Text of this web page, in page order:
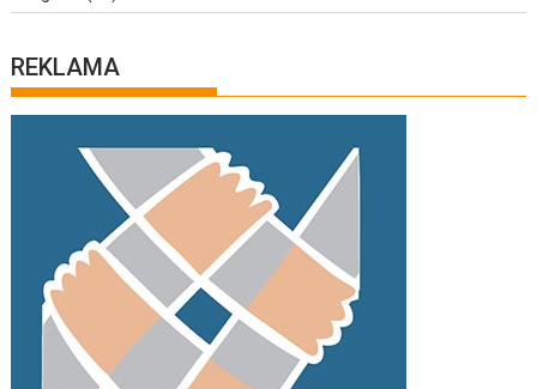
REKLAMA